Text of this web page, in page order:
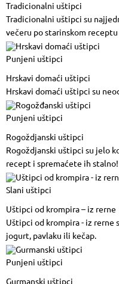
Tradicionalni uštipci
Tradicionalni uštipci su
večeru po starinskom receptu
Punjeni uštipci
Hrskavi domaći uštipci
Hrskavi domaći uštipci su
Punjeni uštipci
Rogoždjanski uštipci
Rogoždjanski uštipci su jelo
recept i spremaćete ih stalno!
Slani uštipci
Uštipci od krompira – iz rerne
Uštipci od krompira - iz rerne
jogurt, pavlaku ili kečap.
Punjeni uštipci
Gurmanski uštipci